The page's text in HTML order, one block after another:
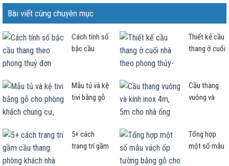
Bài viết cùng chuyên mục
Cách tính số
bậc cầu
đơn giản và
chuẩn nhất
Thiết kế cầu
thang ở cuối
Cần lưu ý
ngay điều
Mẫu tủ và kệ
tivi bằng gỗ
cư, nhà phố
nên xem!
Cầu thang
vuông và
nhà ống mẫu
nào đẹp
5+ cách
trang trí gầm
Tổng hợp
một số mẫu